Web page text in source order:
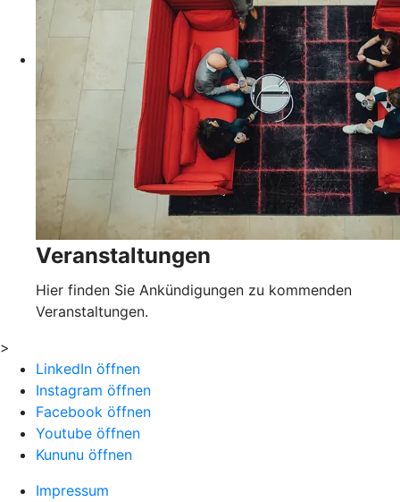
Veranstaltungen
Hier finden Sie Ankündigungen zu kommenden
Veranstaltungen.
>
LinkedIn öffnen
Instagram öffnen
Facebook öffnen
Youtube öffnen
Kununu öffnen
Impressum